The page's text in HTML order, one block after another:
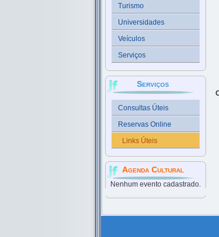
Turismo
Universidades
Veículos
Serviços
Serviços
Consultas Úteis
Reservas Online
Links Úteis
Agenda Cultural
Nenhum evento cadastrado.